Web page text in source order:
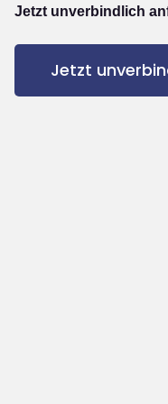
Jetzt unverbindlich
Jetzt